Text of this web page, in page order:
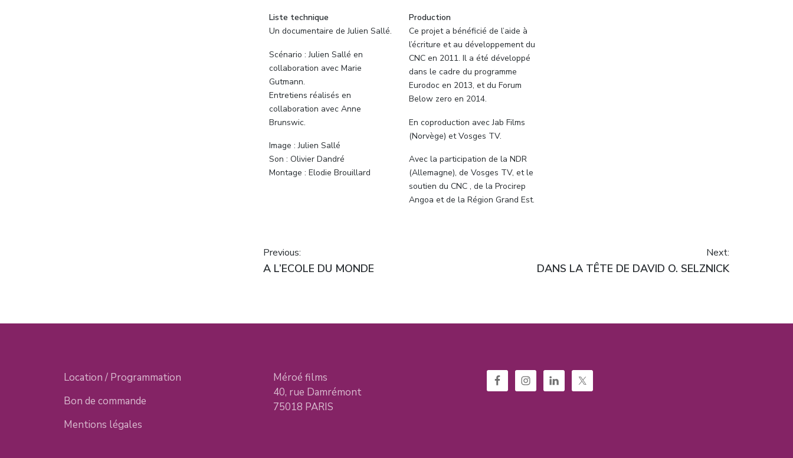
Liste technique
Un documentaire de Julien Sallé.
Scénario : Julien Sallé en
collaboration avec Marie
Gutmann.
Entretiens réalisés en
collaboration avec Anne
Brunswic.
Image : Julien Sallé
Son : Olivier Dandré
Montage : Elodie Brouillard
Production
Ce projet a bénéficié de l’aide à
l’écriture et au développement du
CNC en 2011. Il a été développé
dans le cadre du programme
Eurodoc en 2013, et du Forum
Below zero en 2014.
En coproduction avec Jab Films
(Norvège) et Vosges TV.
Avec la participation de la NDR
(Allemagne), de Vosges TV, et le
soutien du CNC , de la Procirep
Angoa et de la Région Grand Est.
Navigation
Previous:
Previous
A L’ECOLE DU MONDE
Next:
Next
DANS LA TÊTE DE DAVID O. SELZNICK
Location / Programmation
Bon de commande
Mentions légales
Méroé films
40, rue Damrémont
75018 PARIS